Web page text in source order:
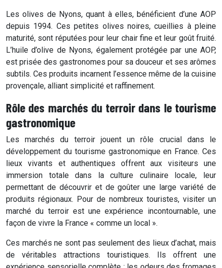
Les olives de Nyons, quant à elles, bénéficient d’une AOP
depuis 1994. Ces petites olives noires, cueillies à pleine
maturité, sont réputées pour leur chair fine et leur goût fruité.
L’huile d’olive de Nyons, également protégée par une AOP,
est prisée des gastronomes pour sa douceur et ses arômes
subtils. Ces produits incarnent l’essence même de la cuisine
provençale, alliant simplicité et raffinement.
Rôle des marchés du terroir dans le tourisme
gastronomique
Les marchés du terroir jouent un rôle crucial dans le
développement du tourisme gastronomique en France. Ces
lieux vivants et authentiques offrent aux visiteurs une
immersion totale dans la culture culinaire locale, leur
permettant de découvrir et de goûter une large variété de
produits régionaux. Pour de nombreux touristes, visiter un
marché du terroir est une expérience incontournable, une
façon de vivre la France « comme un local ».
Ces marchés ne sont pas seulement des lieux d’achat, mais
de véritables attractions touristiques. Ils offrent une